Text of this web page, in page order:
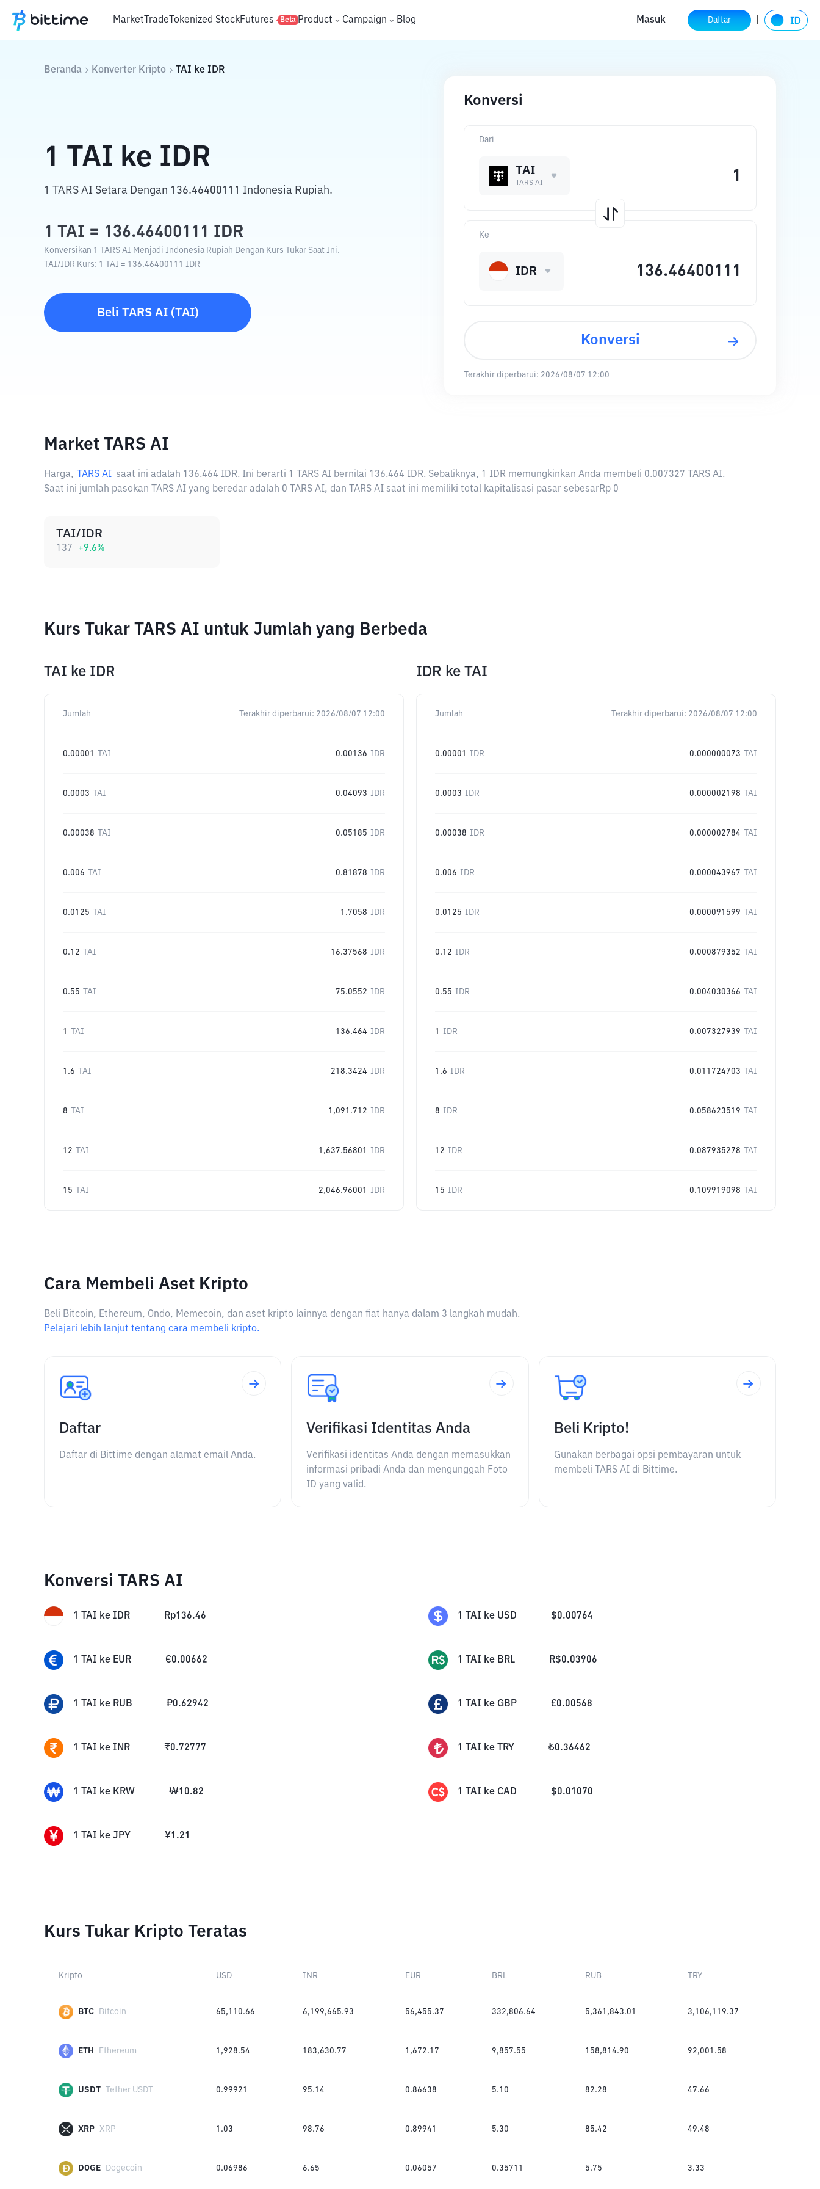
MarketTradeTokenized StockFutures Beta Product Campaign Blog Masuk Daftar
Beranda Konverter Kripto TAI ke IDR
1 TAI ke IDR
1 TARS AI Setara Dengan 136.46400111 Indonesia Rupiah.
1 TAI = 136.46400111 IDR
Konversikan 1 TARS AI Menjadi Indonesia Rupiah Dengan Kurs Tukar Saat Ini.
TAI/IDR Kurs: 1 TAI = 136.46400111 IDR
Beli TARS AI(TAI)
Konversi
Dari
TAI
TARS AI
Ke
IDR
Konversi
Terakhir diperbarui: 2026/08/07 12:00
Market TARS AI
Harga, TARS AI saat ini adalah 136.464 IDR. Ini berarti 1 TARS AI bernilai 136.464 IDR. Sebaliknya, 1 IDR memungkinkan Anda membeli 0.007327 TARS AI.
Saat ini jumlah pasokan TARS AI yang beredar adalah 0 TARS AI, dan TARS AI saat ini memiliki total kapitalisasi pasar sebesarRp 0
TAI/IDR
137 +9.6%
Kurs Tukar TARS AI untuk Jumlah yang Berbeda
TAI ke IDR
Jumlah Terakhir diperbarui: 2026/08/07 12:00
0.00001 TAI 0.00136 IDR
0.0003 TAI 0.04093 IDR
0.00038 TAI 0.05185 IDR
0.006 TAI 0.81878 IDR
0.0125 TAI 1.7058 IDR
0.12 TAI 16.37568 IDR
0.55 TAI 75.0552 IDR
1 TAI 136.464 IDR
1.6 TAI 218.3424 IDR
8 TAI 1,091.712 IDR
12 TAI 1,637.56801 IDR
15 TAI 2,046.96001 IDR
IDR ke TAI
Jumlah Terakhir diperbarui: 2026/08/07 12:00
0.00001 IDR 0.000000073 TAI
0.0003 IDR 0.000002198 TAI
0.00038 IDR 0.000002784 TAI
0.006 IDR 0.000043967 TAI
0.0125 IDR 0.000091599 TAI
0.12 IDR 0.000879352 TAI
0.55 IDR 0.004030366 TAI
1 IDR 0.007327939 TAI
1.6 IDR 0.011724703 TAI
8 IDR 0.058623519 TAI
12 IDR 0.087935278 TAI
15 IDR 0.109919098 TAI
Cara Membeli Aset Kripto
Beli Bitcoin, Ethereum, Ondo, Memecoin, dan aset kripto lainnya dengan fiat hanya dalam 3 langkah mudah.
Pelajari lebih lanjut tentang cara membeli kripto.
Daftar
Daftar di Bittime dengan alamat email Anda.
Verifikasi Identitas Anda
Verifikasi identitas Anda dengan memasukkan
informasi pribadi Anda dan mengunggah Foto
ID yang valid.
Beli Kripto!
Gunakan berbagai opsi pembayaran untuk
membeli TARS AI di Bittime.
Konversi TARS AI
1 TAI ke IDR Rp136.46 1 TAI ke USD $0.00764
1 TAI ke EUR €0.00662 1 TAI ke BRL R$0.03906
1 TAI ke RUB ₽0.62942 1 TAI ke GBP £0.00568
1 TAI ke INR ₹0.72777 1 TAI ke TRY ₺0.36462
1 TAI ke KRW ₩10.82 1 TAI ke CAD $0.01070
1 TAI ke JPY ¥1.21
Kurs Tukar Kripto Teratas
Kripto USD INR EUR BRL RUB TRY
BTC Bitcoin 65,110.66 6,199,665.93 56,455.37 332,806.64 5,361,843.01 3,106,119.37
ETH Ethereum 1,928.54 183,630.77 1,672.17 9,857.55 158,814.90 92,001.58
USDT Tether USDT 0.99921 95.14 0.86638 5.10 82.28 47.66
XRP XRP 1.03 98.76 0.89941 5.30 85.42 49.48
DOGE Dogecoin 0.06986 6.65 0.06057 0.35711 5.75 3.33